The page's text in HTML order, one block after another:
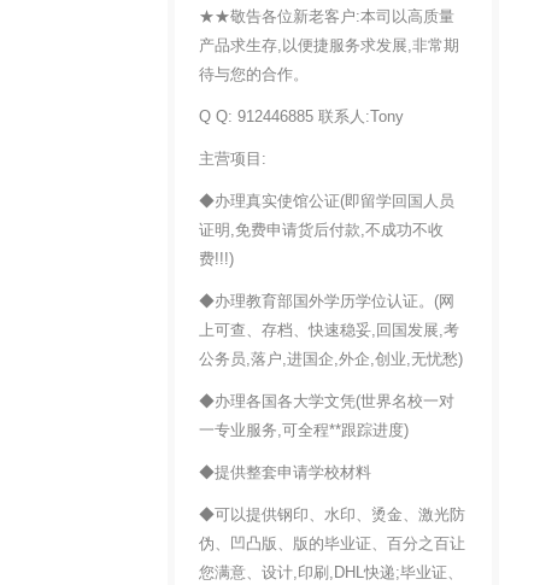
★★敬告各位新老客户:本司以高质量
产品求生存,以便捷服务求发展,非常期
待与您的合作。
Q Q: 912446885 联系人:Tony
主营项目:
◆办理真实使馆公证(即留学回国人员
证明,免费申请货后付款,不成功不收
费!!!)
◆办理教育部国外学历学位认证。(网
上可查、存档、快速稳妥,回国发展,考
公务员,落户,进国企,外企,创业,无忧愁)
◆办理各国各大学文凭(世界名校一对
一专业服务,可全程**跟踪进度)
◆提供整套申请学校材料
◆可以提供钢印、水印、烫金、激光防
伪、凹凸版、版的毕业证、百分之百让
您满意、设计,印刷,DHL快递;毕业证、